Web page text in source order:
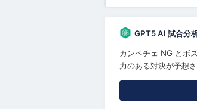
GPT5 AI 試合分
カンペチェ NG とボ
力のある対決が予想